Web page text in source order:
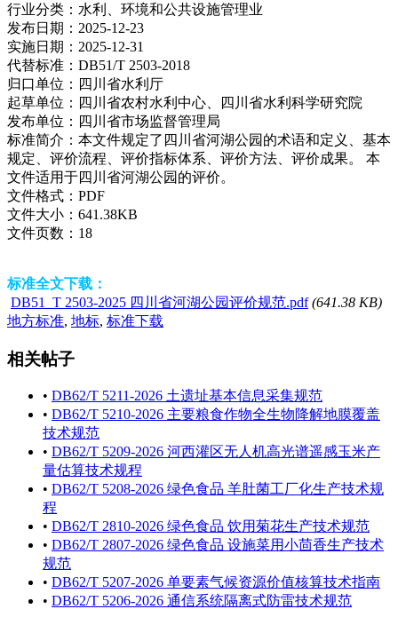
行业分类： 水利、环境和公共设施管理业
发布日期： 2025-12-23
实施日期： 2025-12-31
代替标准： DB51/T 2503-2018
归口单位： 四川省水利厅
起草单位： 四川省农村水利中心、四川省水利科学研究院
发布单位： 四川省市场监督管理局
标准简介： 本文件规定了四川省河湖公园的术语和定义、基本
规定、评价流程、评价指标体系、评价方法、评价成果。 本
文件适用于四川省河湖公园的评价。
文件格式： PDF
文件大小： 641.38KB
文件页数： 18
标准全文下载：
DB51_T 2503-2025 四川省河湖公园评价规范.pdf (641.38 KB)
地方标准, 地标, 标准下载
相关帖子
• DB62/T 5211-2026 土遗址基本信息采集规范
• DB62/T 5210-2026 主要粮食作物全生物降解地膜覆盖
技术规范
• DB62/T 5209-2026 河西灌区无人机高光谱遥感玉米产
量估算技术规程
• DB62/T 5208-2026 绿色食品 羊肚菌工厂化生产技术规
程
• DB62/T 2810-2026 绿色食品 饮用菊花生产技术规范
• DB62/T 2807-2026 绿色食品 设施菜用小茴香生产技术
规范
• DB62/T 5207-2026 单要素气候资源价值核算技术指南
• DB62/T 5206-2026 通信系统隔离式防雷技术规范